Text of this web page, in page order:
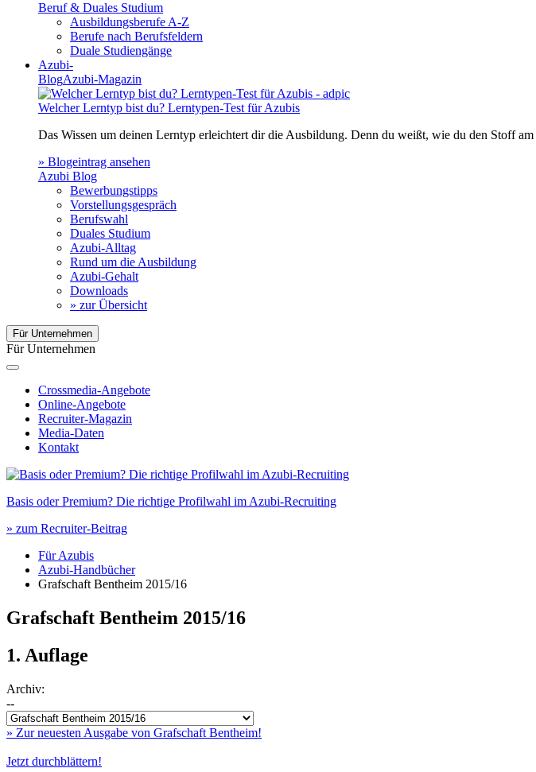
Beruf & Duales Studium
Ausbildungsberufe A-Z
Berufe nach Berufsfeldern
Duale Studiengänge
Azubi-
BlogAzubi-Magazin
Welcher Lerntyp bist du? Lerntypen-Test für Azubis
Das Wissen um deinen Lerntyp erleichtert dir die Ausbildung. Denn du weißt, wie du den Stoff
» Blogeintrag ansehen
Azubi Blog
Bewerbungstipps
Vorstellungsgespräch
Berufswahl
Duales Studium
Azubi-Alltag
Rund um die Ausbildung
Azubi-Gehalt
Downloads
» zur Übersicht
Für Unternehmen
Für Unternehmen
Crossmedia-Angebote
Online-Angebote
Recruiter-Magazin
Media-Daten
Kontakt
Basis oder Premium? Die richtige Profilwahl im Azubi-Recruiting
» zum Recruiter-Beitrag
Für Azubis
Azubi-Handbücher
Grafschaft Bentheim 2015/16
Grafschaft Bentheim 2015/16
1. Auflage
Archiv:
--
» Zur neuesten Ausgabe von Grafschaft Bentheim!
Jetzt durchblättern!